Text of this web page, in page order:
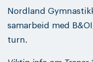
Nordland
samarbeid med
turn.